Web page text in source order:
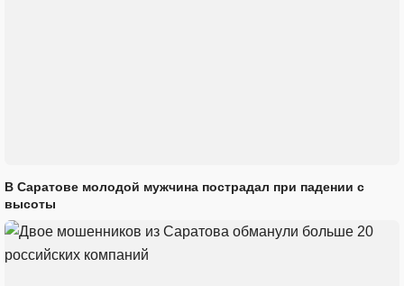
В Саратове молодой мужчина пострадал при падении с
высоты